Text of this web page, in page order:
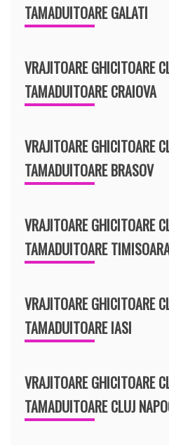
TAMADUITOARE GALATI
VRAJITOARE GHICITOARE
TAMADUITOARE CRAIOVA
VRAJITOARE GHICITOARE
TAMADUITOARE BRASOV
VRAJITOARE GHICITOARE
TAMADUITOARE
VRAJITOARE GHICITOARE
TAMADUITOARE IASI
VRAJITOARE GHICITOARE
TAMADUITOARE CLUJ